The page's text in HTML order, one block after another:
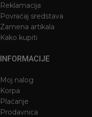
Reklamacija
Povraćaj sredstava
Zamena artikala
Kako kupiti
INFORMACIJE
Moj nalog
Korpa
Plaćanje
Prodavnica